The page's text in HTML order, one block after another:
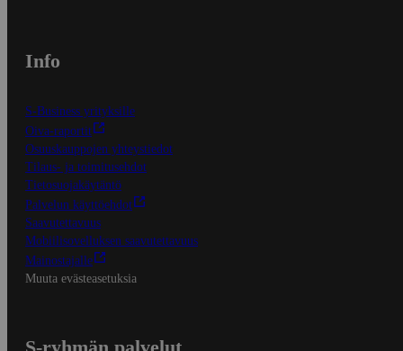
Info
S-Business yrityksille
Oiva-raportit
Osuuskauppojen yhteystiedot
Tilaus- ja toimitusehdot
Tietosuojakäytäntö
Palvelun käyttöehdot
Saavutettavuus
Mobiilisovelluksen saavutettavuus
Mainostajalle
Muuta evästeasetuksia